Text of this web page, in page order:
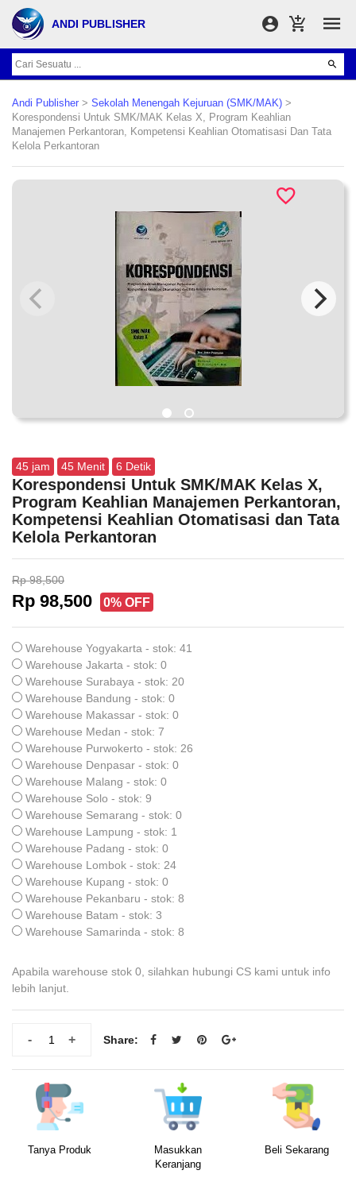
ANDI PUBLISHER
Andi Publisher > Sekolah Menengah Kejuruan (SMK/MAK) >
Korespondensi Untuk SMK/MAK Kelas X, Program Keahlian
Manajemen Perkantoran, Kompetensi Keahlian Otomatisasi Dan Tata
Kelola Perkantoran
45 jam 45 Menit 6 Detik
Korespondensi Untuk SMK/MAK Kelas X,
Program Keahlian Manajemen Perkantoran,
Kompetensi Keahlian Otomatisasi dan Tata
Kelola Perkantoran
Rp 98,500
Rp 98,500 0% OFF
Warehouse Yogyakarta - stok: 41
Warehouse Jakarta - stok: 0
Warehouse Surabaya - stok: 20
Warehouse Bandung - stok: 0
Warehouse Makassar - stok: 0
Warehouse Medan - stok: 7
Warehouse Purwokerto - stok: 26
Warehouse Denpasar - stok: 0
Warehouse Malang - stok: 0
Warehouse Solo - stok: 9
Warehouse Semarang - stok: 0
Warehouse Lampung - stok: 1
Warehouse Padang - stok: 0
Warehouse Lombok - stok: 24
Warehouse Kupang - stok: 0
Warehouse Pekanbaru - stok: 8
Warehouse Batam - stok: 3
Warehouse Samarinda - stok: 8
Apabila warehouse stok 0, silahkan hubungi CS kami untuk info
lebih lanjut.
+
- Share:
Tanya Produk
Masukkan
Keranjang
Beli Sekarang